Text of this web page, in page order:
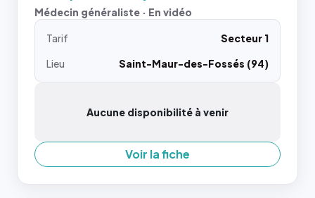
Médecin généraliste · En vidéo
Tarif
Secteur 1
Lieu
Saint-Maur-des-Fossés (94)
Aucune disponibilité à venir
Voir la fiche